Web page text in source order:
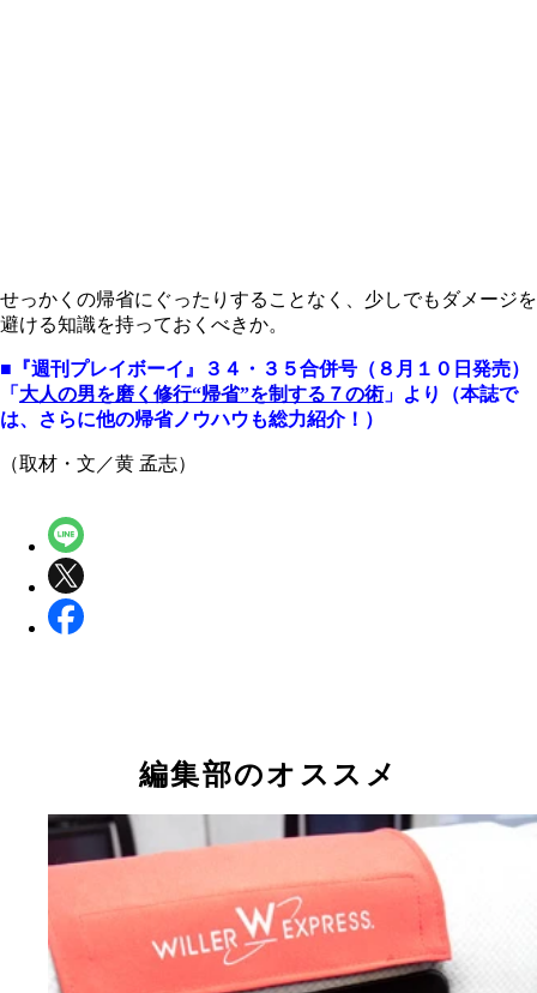
せっかくの帰省にぐったりすることなく、少しでもダメージを
避ける知識を持っておくべきか。
■『週刊プレイボーイ』３４・３５合併号（８月１０日発売）
「 大人の男を磨く修行“帰省”を制する７の術」より（本誌で
は、さらに他の帰省ノウハウも総力紹介！）
（取材・文／黄 孟志）
編集部のオススメ